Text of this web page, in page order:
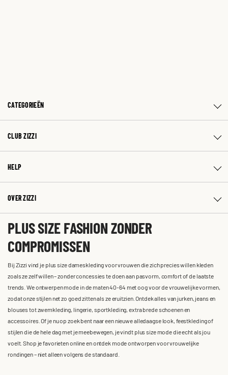
CATEGORIEËN
CLUB ZIZZI
HELP
OVER ZIZZI
PLUS SIZE FASHION ZONDER
COMPROMISSEN
Bij Zizzi vind je plus size dameskleding voor vrouwen die zich precies willen kleden
zoals ze zelf willen – zonder concessies te doen aan pasvorm, comfort of de laatste
trends. We ontwerpen mode in de maten 40-64 met oog voor de vrouwelijke vormen,
zodat onze stijlen net zo goed zitten als ze eruitzien. Ontdek alles van jurken, jeans en
blouses tot zwemkleding, lingerie, sportkleding, extra brede schoenen en
accessoires. Of je nu op zoek bent naar een nieuwe alledaagse look, feestkleding of
stijlen die de hele dag met je meebewegen, je vindt plus size mode die echt als jou
voelt. Shop je favorieten online en ontdek mode ontworpen voor vrouwelijke
rondingen – niet alleen volgens de standaard.